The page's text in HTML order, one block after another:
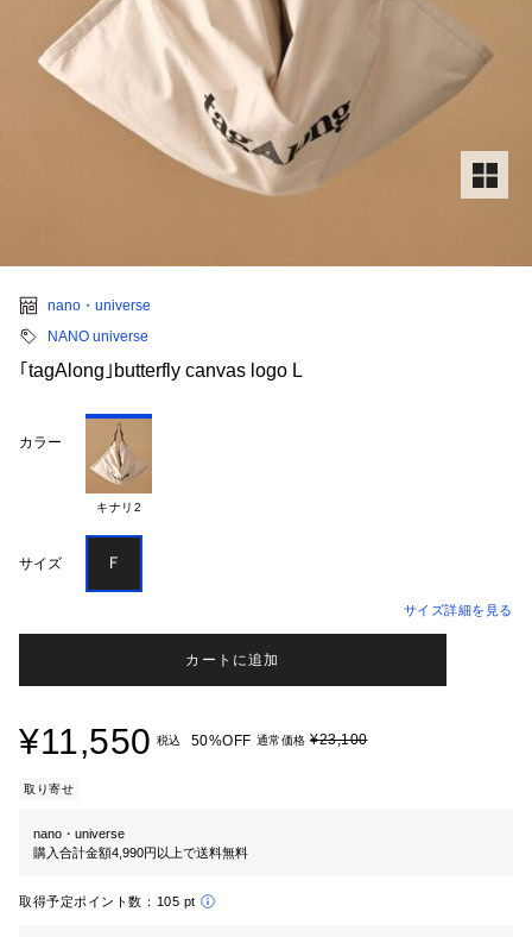
nano・universe
NANO universe
｢tagAlong｣butterfly canvas logo L
カラー
キナリ2
サイズ Ｆ
サイズ詳細を見る
カートに追加
¥11,550 税込 50%OFF 通常価格 ¥23,100
取り寄せ
nano・universe
購入合計金額4,990円以上で送料無料
取得予定ポイント数： 105 pt